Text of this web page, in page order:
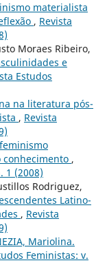
materialista
, Revista
Moraes Ribeiro,
e
Estudos
na literatura pós-
, Revista
,
1 (2008)
Rodriguez,
Latino-
, Revista
Mariolina.
Feministas: v.